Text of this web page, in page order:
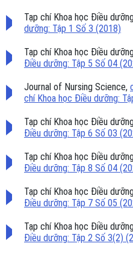
Tạp chí Khoa học Điều
dưỡng: Tập 1 Số 3 (2018)
Tạp chí Khoa học Điều
Điều dưỡng: Tập 5 Số 04
Journal of Nursing Science,
chí Khoa học Điều dưỡng:
Tạp chí Khoa học Điều
Điều dưỡng: Tập 6 Số 03
Tạp chí Khoa học Điều
Điều dưỡng: Tập 8 Số 04
Tạp chí Khoa học Điều
Điều dưỡng: Tập 7 Số 05
Tạp chí Khoa học Điều
Điều dưỡng: Tập 2 Số 3(2)